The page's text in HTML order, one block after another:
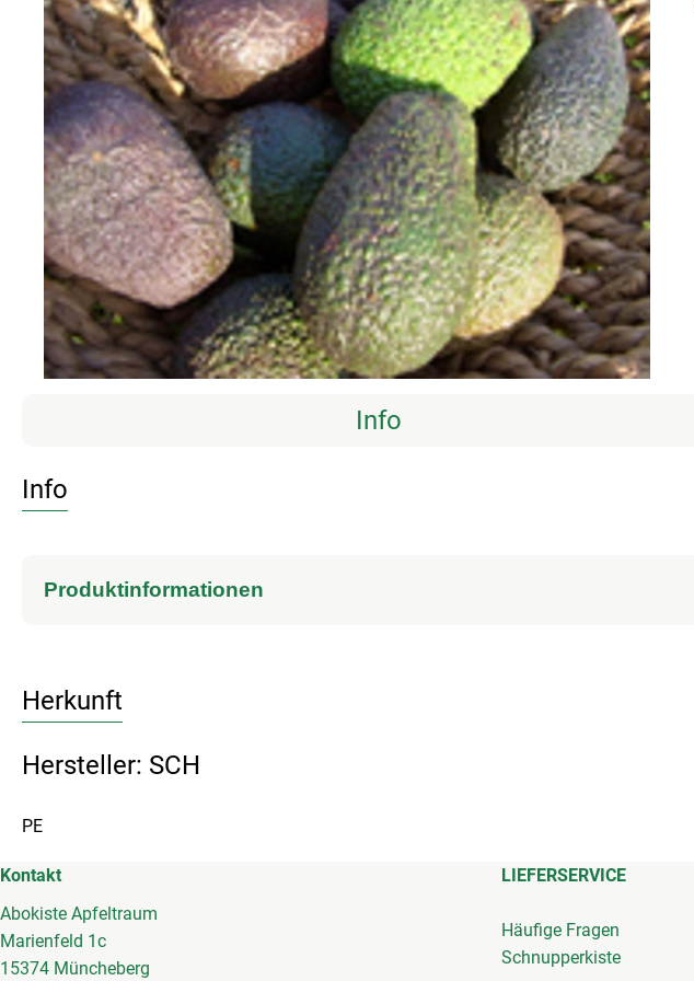
Info
Info
Produktinformationen
Herkunft
Hersteller: SCH
PE
Kontakt
Abokiste Apfeltraum
Marienfeld 1c
15374 Müncheberg
LIEFERSERVICE
Häufige Fragen
Schnupperkiste